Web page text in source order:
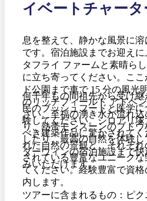
イベートチャータ
息を整えて、静かな風景に
です。宿泊施設までお迎え
タフライ ファームと素晴ら
に立ち寄ってください。こ
ド公園まで車で 15 分の風光
のリッチフィールド アドベ
さい。至福の湧き水が流れ
り、熱帯モンスーンのブド
したり、最高の自然を体験
何千年もの間祖先から受け
民のブッシュフードと医学
験してください。シロアリ
べき建築作品に驚かされて
れた自然の景観と、それぞ
されている豊富なユニーク
てください。経験豊富で資
内します。
ダーウィンの宿泊施設まで
みいただけます。
ツアーに含まれるもの：ピク